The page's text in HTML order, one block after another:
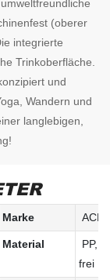
(oberer
integrierte
Trinkoberfläche.
und
Wandern und
langlebigen,
Marke
Material
PP,
frei